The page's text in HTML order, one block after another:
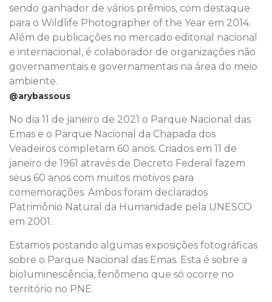
sendo ganhador de vários prêmios, com destaque
para o Wildlife Photographer of the Year em 2014.
Além de publicações no mercado editorial nacional
e internacional, é colaborador de organizações não
governamentais e governamentais na área do meio
ambiente.
@arybassous
No dia 11 de janeiro de 2021 o Parque Nacional das
Emas e o Parque Nacional da Chapada dos
Veadeiros completam 60 anos. Criados em 11 de
janeiro de 1961 através de Decreto Federal fazem
seus 60 anos com muitos motivos para
comemorações. Ambos foram declarados
Patrimônio Natural da Humanidade pela UNESCO
em 2001.
Estamos postando algumas exposições fotográficas
sobre o Parque Nacional das Emas. Esta é sobre a
bioluminescência, fenômeno que só ocorre no
território no PNE.